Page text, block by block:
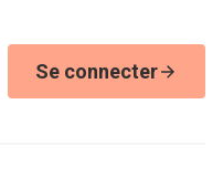
Se connecter